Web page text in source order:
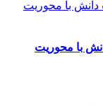
با محوریت